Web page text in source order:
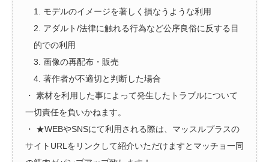
1. モデルのイメージを著しく損なうような利用
2. アダルト/法律に触れる行為など公序良俗に反する目
的での利用
3. 画像の再配布・販売
4. 著作者が不適切と判断した場合
・ 素材を利用した事によって発生したトラブルについて
一切責任を負いかねます。
・ ★WEBやSNSにて利用される際は、マッスルプラスの
サイトURLをリンクして紹介いただけますとマッチョ一同